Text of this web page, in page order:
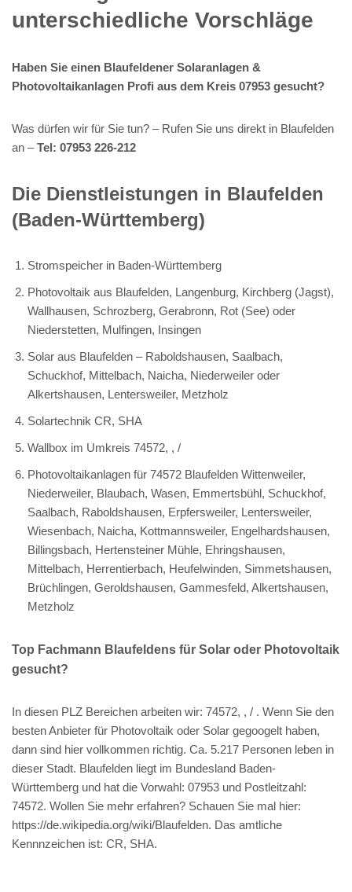
unterschiedliche Vorschläge
Haben Sie einen Blaufeldener Solaranlagen &
Photovoltaikanlagen Profi aus dem Kreis 07953 gesucht?
Was dürfen wir für Sie tun? – Rufen Sie uns direkt in Blaufelden
an –Tel: 07953 226-212
Die Dienstleistungen in Blaufelden
(Baden-Württemberg)
Stromspeicher in Baden-Württemberg
Photovoltaik aus Blaufelden, Langenburg, Kirchberg (Jagst),
Wallhausen, Schrozberg, Gerabronn, Rot (See) oder
Niederstetten, Mulfingen, Insingen
Solar aus Blaufelden – Raboldshausen, Saalbach,
Schuckhof, Mittelbach, Naicha, Niederweiler oder
Alkertshausen, Lentersweiler, Metzholz
Solartechnik CR, SHA
Wallbox im Umkreis 74572, , /
Photovoltaikanlagen für 74572 Blaufelden Wittenweiler,
Niederweiler, Blaubach, Wasen, Emmertsbühl, Schuckhof,
Saalbach, Raboldshausen, Erpfersweiler, Lentersweiler,
Wiesenbach, Naicha, Kottmannsweiler, Engelhardshausen,
Billingsbach, Hertensteiner Mühle, Ehringshausen,
Mittelbach, Herrentierbach, Heufelwinden, Simmetshausen,
Brüchlingen, Geroldshausen, Gammesfeld, Alkertshausen,
Metzholz
Top Fachmann Blaufeldens für Solar oder Photovoltaik
gesucht?
In diesen PLZ Bereichen arbeiten wir: 74572, , / . Wenn Sie den
besten Anbieter für Photovoltaik oder Solar gegoogelt haben,
dann sind hier vollkommen richtig. Ca. 5.217 Personen leben in
dieser Stadt. Blaufelden liegt im Bundesland Baden-
Württemberg und hat die Vorwahl: 07953 und Postleitzahl:
74572. Wollen Sie mehr erfahren? Schauen Sie mal hier:
https://de.wikipedia.org/wiki/Blaufelden. Das amtliche
Kennnzeichen ist: CR, SHA.